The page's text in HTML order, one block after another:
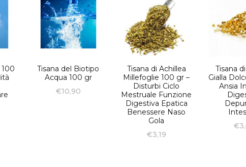
100
Tisana del Biotipo
Acqua 100 gr
€10,90
Tisana di Achillea
Millefoglie 100 gr –
Disturbi Ciclo
Mestruale Funzione
Digestiva Epatica
Benessere Naso
Gola
€3,19
Tisana
Gialla
Ansia
€